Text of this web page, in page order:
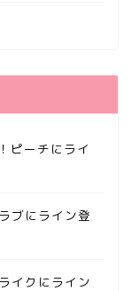
ピーチにライ
ブにライン登
イクにライン